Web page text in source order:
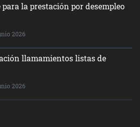
la prestación por desempleo
2026
llamamientos listas de
2026